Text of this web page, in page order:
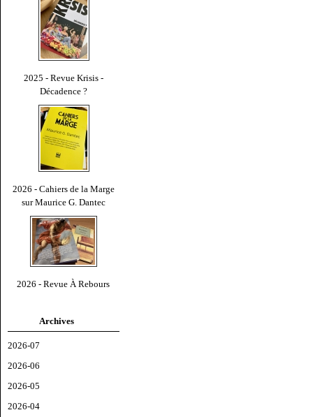
2025 - Revue Krisis -
Décadence ?
2026 - Cahiers de la Marge
sur Maurice G. Dantec
2026 - Revue À Rebours
Archives
2026-07
2026-06
2026-05
2026-04